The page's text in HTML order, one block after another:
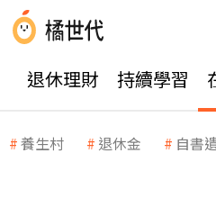
退休理財 持續學習
養生村 退休金 自書